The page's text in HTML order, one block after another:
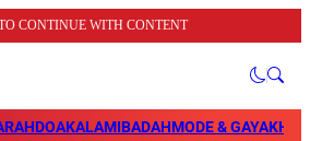
CONTINUE WITH CONTENT
DOAKALAMIBADAHMODE & GAYA